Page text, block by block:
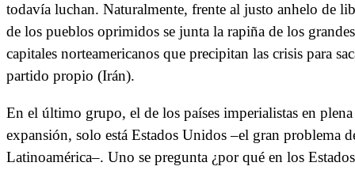
todavía luchan. Naturalmente, frente al justo anhelo de
de los pueblos oprimidos se junta la rapiña de los grandes
capitales norteamericanos que precipitan las crisis para
partido propio (Irán).
En el último grupo, el de los países imperialistas en plena
expansión, solo está Estados Unidos –el gran problema
Latinoamérica–. Uno se pregunta ¿por qué en los Estados